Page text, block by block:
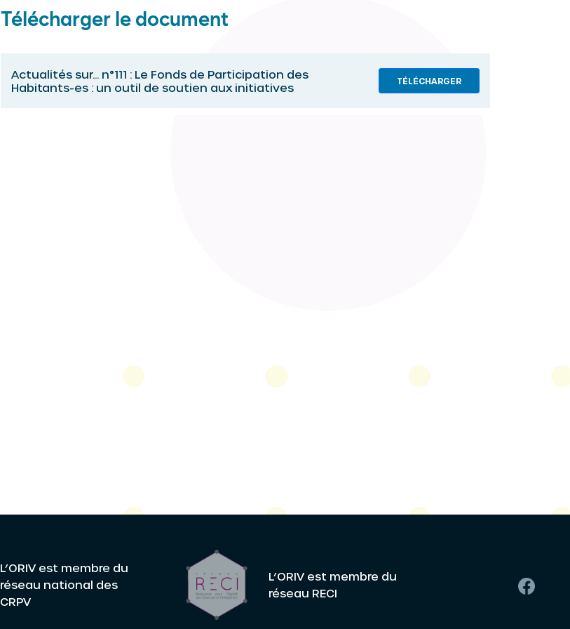
Télécharger le document
Actualités sur... n°111 : Le Fonds de Participation des
Habitants-es : un outil de soutien aux initiatives
TÉLÉCHARGER
L’ORIV est membre du
réseau national des
CRPV
L’ORIV est membre du
réseau RECI